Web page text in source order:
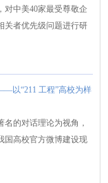
对中美40家最受尊敬企
关者优先级问题进行研
以“211 工程”高校为样
的对话理论为视角，
国高校官方微博建设现